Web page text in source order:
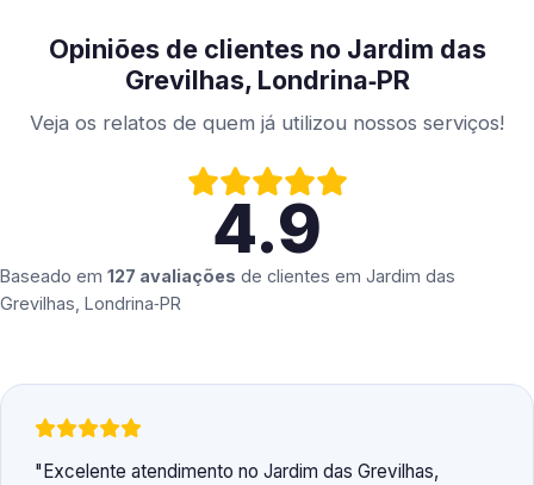
Opiniões de clientes no Jardim das
Grevilhas, Londrina‑PR
Veja os relatos de quem já utilizou nossos serviços!
4.9
Baseado em 127 avaliações de clientes em Jardim das
Grevilhas, Londrina‑PR
Excelente atendimento no Jardim das Grevilhas,